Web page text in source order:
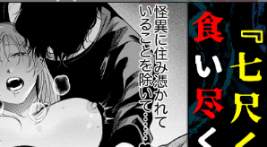
すきすき
お気に入り
逆襲ファックスにご用心
お気に入り